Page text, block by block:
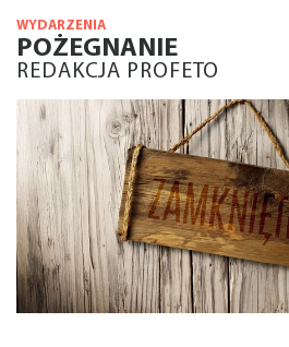
WYDARZENIA
POŻEGNANIE
REDAKCJA PROFETO